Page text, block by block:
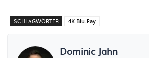
SCHLAGWÖRTER 4K Blu-Ray
Dominic Jahn